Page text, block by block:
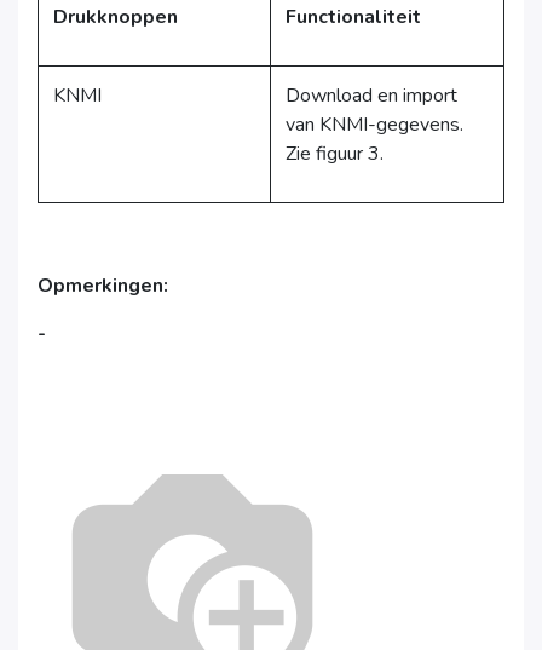
Drukknoppen Functionaliteit
KNMI
Download en import
van KNMI-gegevens.
Zie figuur 3.
Opmerkingen:
-